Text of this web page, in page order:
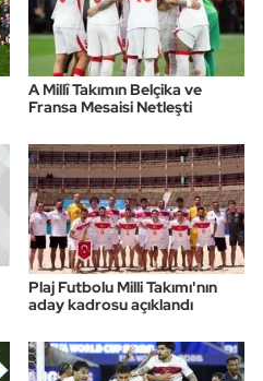
A Millî Takımın Belçika ve
Fransa Mesaisi Netleşti
Plaj Futbolu Milli Takımı'nın
aday kadrosu açıklandı